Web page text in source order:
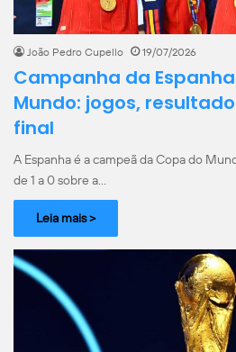
João Pedro Cupello 19/07/2026
Campanha da
Mundo: jogos,
final
A Espanha é a campeã da Copa do
de 1 a 0 sobre a…
Leia mais >